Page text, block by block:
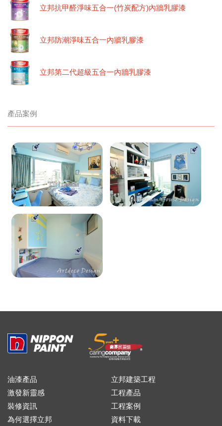
立邦抗甲醛淨味五合一(竹炭配方)內牆乳膠漆
立邦防潮淨味五合一內牆乳膠漆
立邦第二代超級五合一內牆乳膠漆
產品案例
油漆產品
激發新靈感
裝修資訊
為何選擇立邦
立邦建築工程
工程產品
工程案例
資料下載